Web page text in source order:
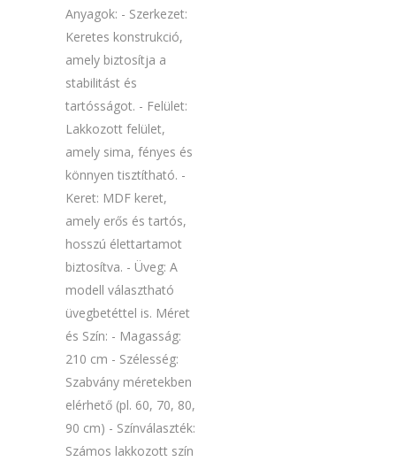
Anyagok: - Szerkezet:
Keretes konstrukció,
amely biztosítja a
stabilitást és
tartósságot. - Felület:
Lakkozott felület,
amely sima, fényes és
könnyen tisztítható. -
Keret: MDF keret,
amely erős és tartós,
hosszú élettartamot
biztosítva. - Üveg: A
modell választható
üvegbetéttel is. Méret
és Szín: - Magasság:
210 cm - Szélesség:
Szabvány méretekben
elérhető (pl. 60, 70, 80,
90 cm) - Színválaszték:
Számos lakkozott szín